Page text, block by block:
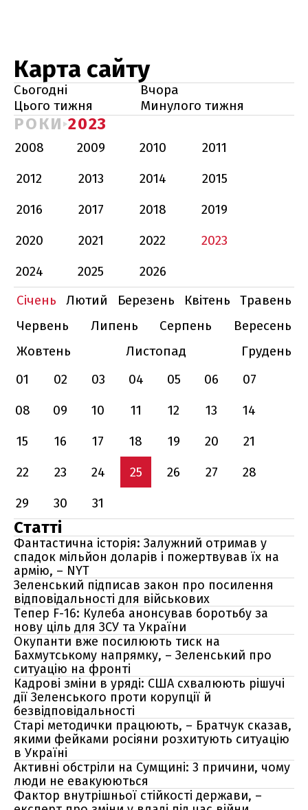
Карта сайту
Сьогодні
Вчора
Цього тижня
Минулого тижня
РОКИ 2023
2008 2009 2010
2011
2012
2013 2014
2015
2016
2017 2018
2019
2020
2021 2022
2023
2024
2025
2026
Січень
Лютий Березень Квітень
Травень
Червень
Липень Серпень
Вересень
Жовтень
Листопад
Грудень
01
02 03 04 05 06
07
08
09 10 11 12 13
14
15
16 17 18 19 20
21
22
23 24 25 26 27
28
29
30 31
Статті
Фантастична історія: Залужний отримав у
спадок мільйон доларів і пожертвував їх на
армію, – NYT
Зеленський підписав закон про посилення
відповідальності для військових
Тепер F-16: Кулеба анонсував боротьбу за
нову ціль для ЗСУ та України
Окупанти вже посилюють тиск на
Бахмутському напрямку, – Зеленський про
ситуацію на фронті
Кадрові зміни в уряді: США схвалюють рішучі
дії Зеленського проти корупції й
безвідповідальності
Старі методички працюють, – Братчук сказав,
якими фейками росіяни розхитують ситуацію
в Україні
Активні обстріли на Сумщині: 3 причини, чому
люди не евакуюються
Фактор внутрішньої стійкості держави, –